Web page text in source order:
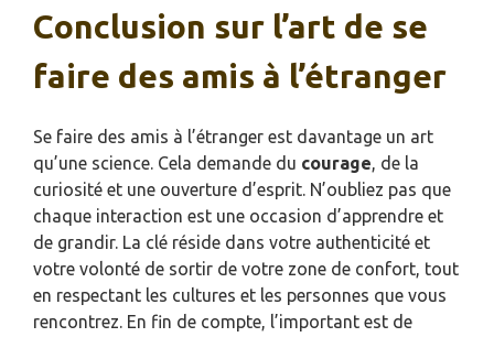
Conclusion sur l’art de se
faire des amis à l’étranger
Se faire des amis à l’étranger est davantage un art
qu’une science. Cela demande du courage, de la
curiosité et une ouverture d’esprit. N’oubliez pas que
chaque interaction est une occasion d’apprendre et
de grandir. La clé réside dans votre authenticité et
votre volonté de sortir de votre zone de confort, tout
en respectant les cultures et les personnes que vous
rencontrez. En fin de compte, l’important est de